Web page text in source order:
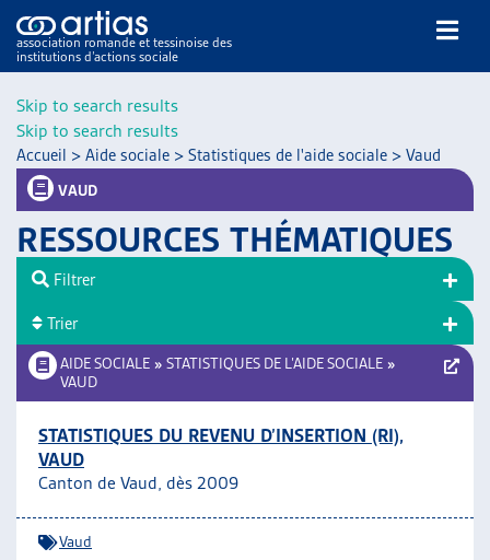
Skip to search results
Skip to search results
association romande et tessinoise des
institutions d’actions sociale
NOS PUBLICATIONS
DOSSIERS DU MOIS
VEILLE
RESSOURCES
GUIDE SOCIAL ROMAND
AUTRES
L’ASSOCIATION
Accueil > Aide sociale > Statistiques de l'aide sociale > Vaud
VAUD
RESSOURCES THÉMATIQUES
AIDE SOCIALE » STATISTIQUES DE L’AIDE SOCIALE »
VAUD
STATISTIQUES DU REVENU D’INSERTION (RI),
VAUD
Canton de Vaud, dès 2009
Vaud
Filtrer
Trier